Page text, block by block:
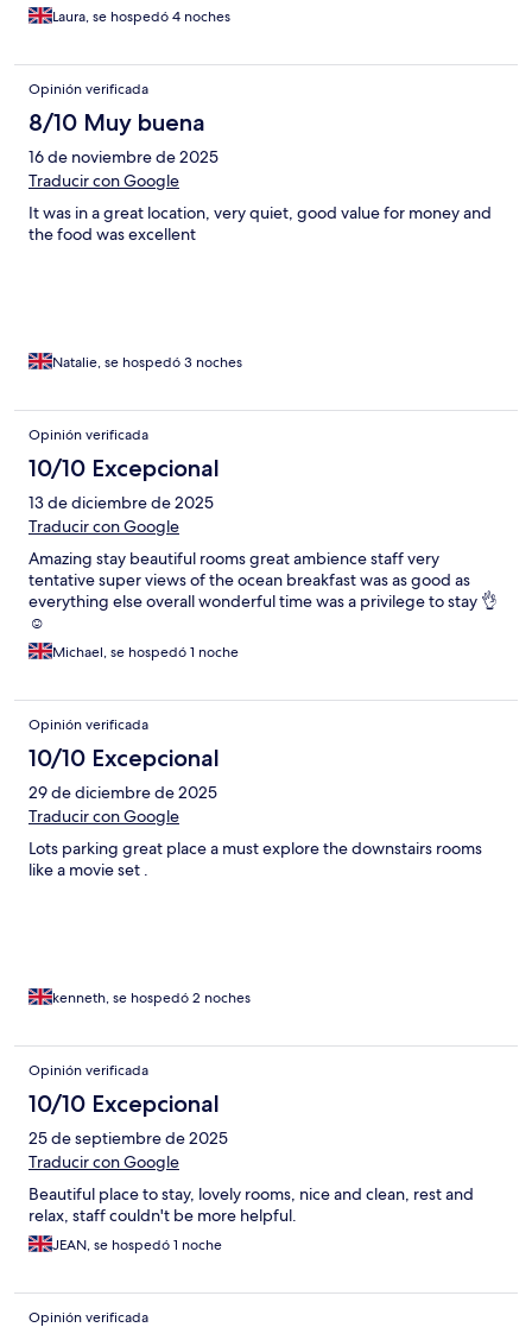
Laura, se hospedó 4 noches
Opinión verificada
8/10 Muy buena
16 de noviembre de 2025
Traducir con Google
It was in a great location, very quiet, good value for money and
the food was excellent
Natalie, se hospedó 3 noches
Opinión verificada
10/10 Excepcional
13 de diciembre de 2025
Traducir con Google
Amazing stay beautiful rooms great ambience staff very
tentative super views of the ocean breakfast was as good as
everything else overall wonderful time was a privilege to stay 👌
☺️
Michael, se hospedó 1 noche
Opinión verificada
10/10 Excepcional
29 de diciembre de 2025
Traducir con Google
Lots parking great place a must explore the downstairs rooms
like a movie set .
kenneth, se hospedó 2 noches
Opinión verificada
10/10 Excepcional
25 de septiembre de 2025
Traducir con Google
Beautiful place to stay, lovely rooms, nice and clean, rest and
relax, staff couldn't be more helpful.
JEAN, se hospedó 1 noche
Opinión verificada